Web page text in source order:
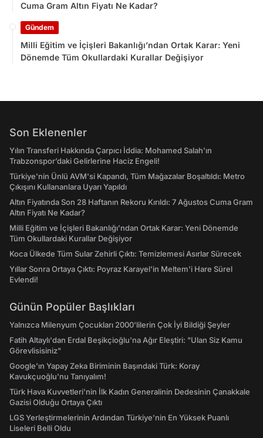
Cuma Gram Altın Fiyatı Ne Kadar?
Gündem
Milli Eğitim ve İçişleri Bakanlığı’ndan Ortak Karar: Yeni
Dönemde Tüm Okullardaki Kurallar Değişiyor
Son Eklenenler
Yılın Transferi Hakkında Çarpıcı İddia: Mohamed Salah'ın
Trabzonspor’daki Gelirlerine Haciz Engeli!
Türkiye'nin Ünlü AVM'si Kapandı, Tüm Mağazalar Boşaltıldı: Metro
Çıkışını Kullananlara Uyarı Yapıldı
Altın Fiyatında Son 28 Haftanın Rekoru Kırıldı: 7 Ağustos Cuma Gram
Altın Fiyatı Ne Kadar?
Milli Eğitim ve İçişleri Bakanlığı’ndan Ortak Karar: Yeni Dönemde
Tüm Okullardaki Kurallar Değişiyor
Koca Ülkede Tüm Sular Zehirli Çıktı: Temizlemesi Asırlar Sürecek
Yıllar Sonra Ortaya Çıktı: Poyraz Karayel'in Meltem'i Hare Sürel
Evlendi!
Günün Popüler Başlıkları
Yalnızca Milenyum Çocukları 2000'lilerin Çok İyi Bildiği Şeyler
Fatih Altaylı'dan Erdal Beşikçioğlu'na Ağır Eleştiri: "Ulan Siz Kamu
Görevlisisiniz"
Google'ın Yapay Zeka Biriminin Başındaki Türk: Koray
Kavukçuoğlu'nu Tanıyalım!
Türk Hava Kuvvetleri'nin İlk Kadın Generalinin Dedesinin Çanakkale
Gazisi Olduğu Ortaya Çıktı
LGS Yerleştirmelerinin Ardından Türkiye'nin En Yüksek Puanlı
Liseleri Belli Oldu